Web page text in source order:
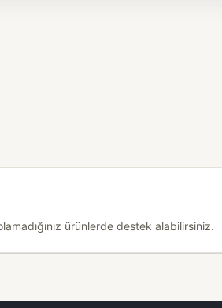
ürünlerde destek alabilirsiniz.